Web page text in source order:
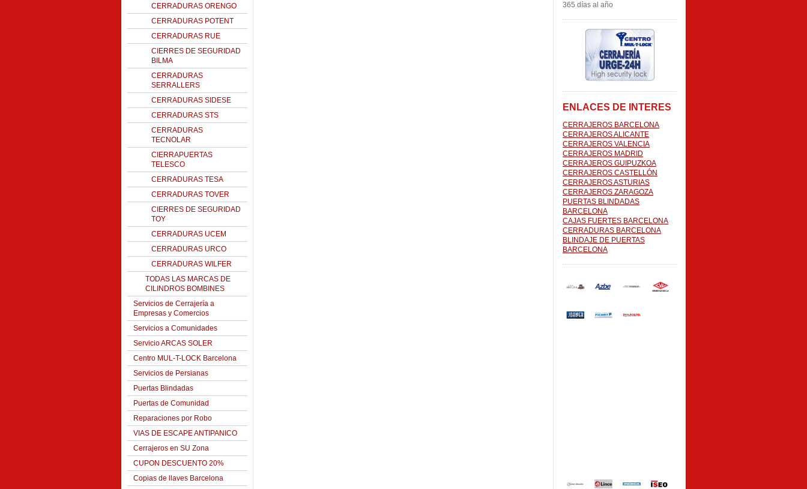
CERRADURAS ORENGO
CERRADURAS POTENT
CERRADURAS RUE
CIERRES DE SEGURIDAD
BILMA
CERRADURAS
SERRALLERS
CERRADURAS SIDESE
CERRADURAS STS
CERRADURAS
TECNOLAR
CIERRAPUERTAS
TELESCO
CERRADURAS TESA
CERRADURAS TOVER
CIERRES DE SEGURIDAD
TOY
CERRADURAS UCEM
CERRADURAS URCO
CERRADURAS WILFER
TODAS LAS MARCAS DE
CILINDROS BOMBINES
Servicios de Cerrajería a
Empresas y Comercios
Servicios a Comunidades
Servicio ARCAS SOLER
Centro MUL-T-LOCK Barcelona
Servicios de Persianas
Puertas Blindadas
Puertas de Comunidad
Reparaciones por Robo
VIAS DE ESCAPE ANTIPANICO
Cerrajeros en SU Zona
CUPON DESCUENTO 20%
Copias de llaves Barcelona
365 días al año
ENLACES DE INTERES
CERRAJEROS BARCELONA
CERRAJEROS ALICANTE
CERRAJEROS VALENCIA
CERRAJEROS MADRID
CERRAJEROS GUIPUZKOA
CERRAJEROS CASTELLÓN
CERRAJEROS ASTURIAS
CERRAJEROS ZARAGOZA
PUERTAS BLINDADAS
BARCELONA
CAJAS FUERTES BARCELONA
CERRADURAS BARCELONA
BLINDAJE DE PUERTAS
BARCELONA